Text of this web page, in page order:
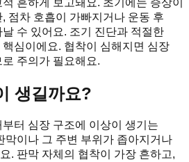
점차 호흡이 가빠지거나 운동 후
수 있어요. 조기 진단과 적절한
심이에요. 협착이 심해지면 심장
주의가 필요해요.
생길까요?
터 심장 구조에 이상이 생기는
막이나 그 주변 부위가 좁아지거나
. 판막 자체의 협착이 가장 흔하고,